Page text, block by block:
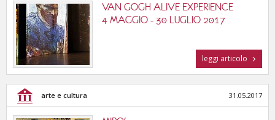
VAN GOGH ALIVE EXPERIENCE
4 MAGGIO - 30 LUGLIO 2017
leggi articolo
arte e cultura 31.05.2017